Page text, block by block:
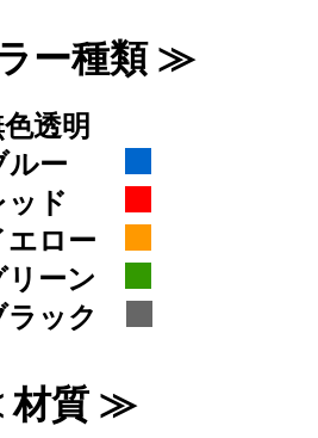
ー種類 ≫
色透明
ルー
ッド
エロー
リーン
ラック
質 ≫